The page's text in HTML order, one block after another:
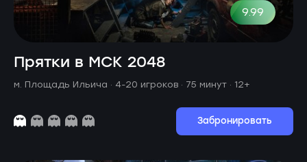
9.99
Прятки в МСК 2048
м. Площадь Ильича · 4-20 игроков · 75 минут · 12+
Забронировать